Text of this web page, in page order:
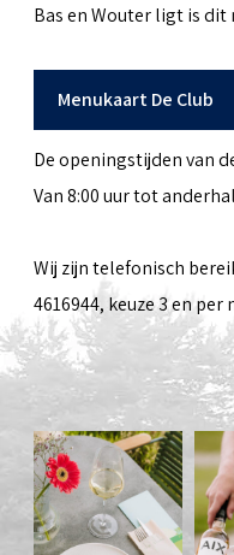
Bas en Wouter ligt is
Menukaart De Club
De openingstijden van
Van 8:00 uur tot
Wij zijn telefonisch
4616944, keuze 3 en per